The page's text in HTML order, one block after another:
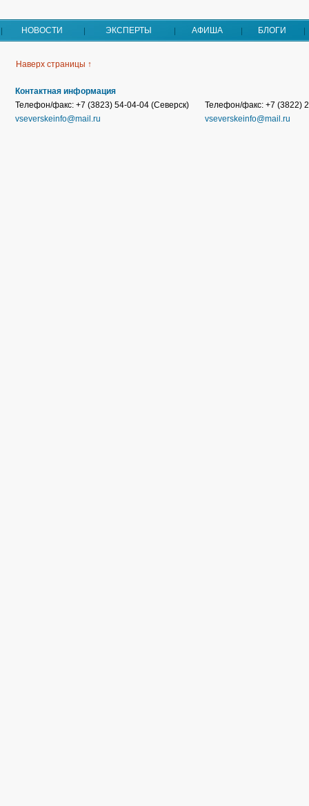
НОВОСТИ ЭКСПЕРТЫ АФИША БЛОГИ
Наверх страницы ↑
Контактная информация
Телефон/факс: +7 (3823) 54-04-04 (Северск)
vseverskeinfo@mail.ru
Телефон/факс: +7 (3822)
vseverskeinfo@mail.ru